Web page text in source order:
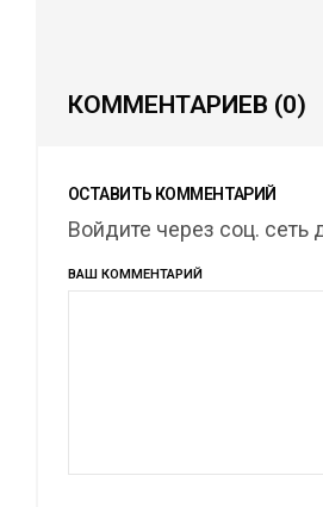
КОММЕНТАРИЕВ (0)
ОСТАВИТЬ КОММЕНТАРИЙ
Войдите через соц. сеть
ВАШ КОММЕНТАРИЙ